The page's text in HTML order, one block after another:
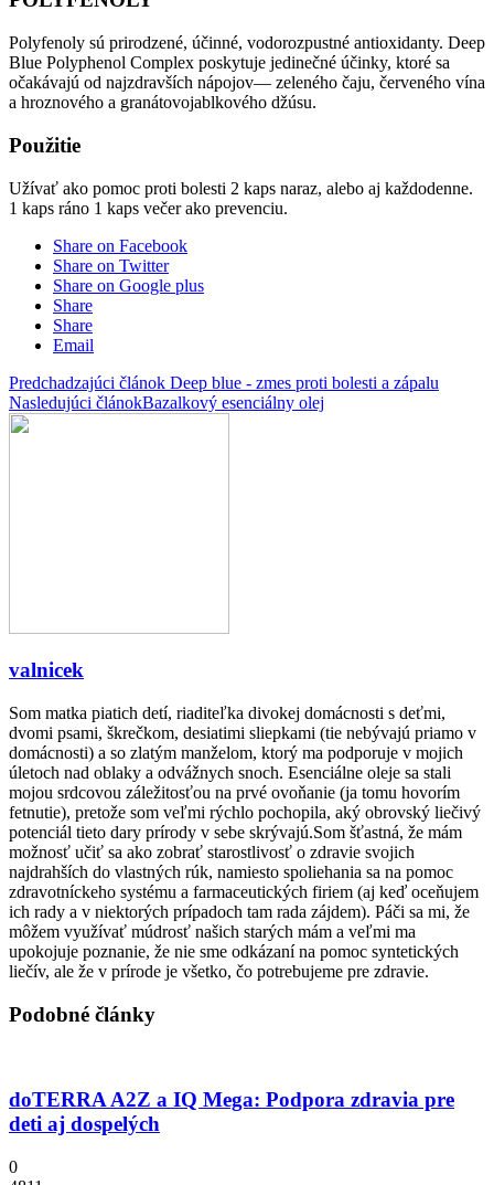
Polyfenoly sú prirodzené, účinné, vodorozpustné antioxidanty. Deep
Blue Polyphenol Complex poskytuje jedinečné účinky, ktoré sa
očakávajú od najzdravších nápojov— zeleného čaju, červeného vína
a hroznového a granátovojablkového džúsu.
Použitie
Užívať ako pomoc proti bolesti 2 kaps naraz, alebo aj každodenne.
1 kaps ráno 1 kaps večer ako prevenciu.
Share on Facebook
Share on Twitter
Share on Google plus
Share
Share
Email
Predchadzajúci článok Deep blue - zmes proti bolesti a zápalu
Nasledujúci článokBazalkový esenciálny olej
valnicek
Som matka piatich detí, riaditeľka divokej domácnosti s deťmi,
dvomi psami, škrečkom, desiatimi sliepkami (tie nebývajú priamo v
domácnosti) a so zlatým manželom, ktorý ma podporuje v mojich
úletoch nad oblaky a odvážnych snoch. Esenciálne oleje sa stali
mojou srdcovou záležitosťou na prvé ovoňanie (ja tomu hovorím
fetnutie), pretože som veľmi rýchlo pochopila, aký obrovský liečivý
potenciál tieto dary prírody v sebe skrývajú.Som šťastná, že mám
možnosť učiť sa ako zobrať starostlivosť o zdravie svojich
najdrahších do vlastných rúk, namiesto spoliehania sa na pomoc
zdravotníckeho systému a farmaceutických firiem (aj keď oceňujem
ich rady a v niektorých prípadoch tam rada zájdem). Páči sa mi, že
môžem využívať múdrosť našich starých mám a veľmi ma
upokojuje poznanie, že nie sme odkázaní na pomoc syntetických
liečív, ale že v prírode je všetko, čo potrebujeme pre zdravie.
Podobné články
doTERRA A2Z a IQ Mega: Podpora zdravia pre
deti aj dospelých
0